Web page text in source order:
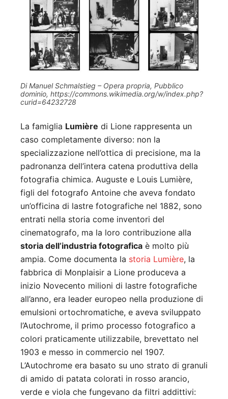
Di Manuel Schmalstieg – Opera propria, Pubblico
dominio, https://commons.wikimedia.org/w/index.php?
curid=64232728
La famiglia Lumière di Lione rappresenta un
caso completamente diverso: non la
specializzazione nell’ottica di precisione, ma la
padronanza dell’intera catena produttiva della
fotografia chimica. Auguste e Louis Lumière,
figli del fotografo Antoine che aveva fondato
un’officina di lastre fotografiche nel 1882, sono
entrati nella storia come inventori del
cinematografo, ma la loro contribuzione alla
storia dell’industria fotografica è molto più
ampia. Come documenta la storia Lumière, la
fabbrica di Monplaisir a Lione produceva a
inizio Novecento milioni di lastre fotografiche
all’anno, era leader europeo nella produzione di
emulsioni ortochromatiche, e aveva sviluppato
l’Autochrome, il primo processo fotografico a
colori praticamente utilizzabile, brevettato nel
1903 e messo in commercio nel 1907.
L’Autochrome era basato su uno strato di granuli
di amido di patata colorati in rosso arancio,
verde e viola che fungevano da filtri addittivi: